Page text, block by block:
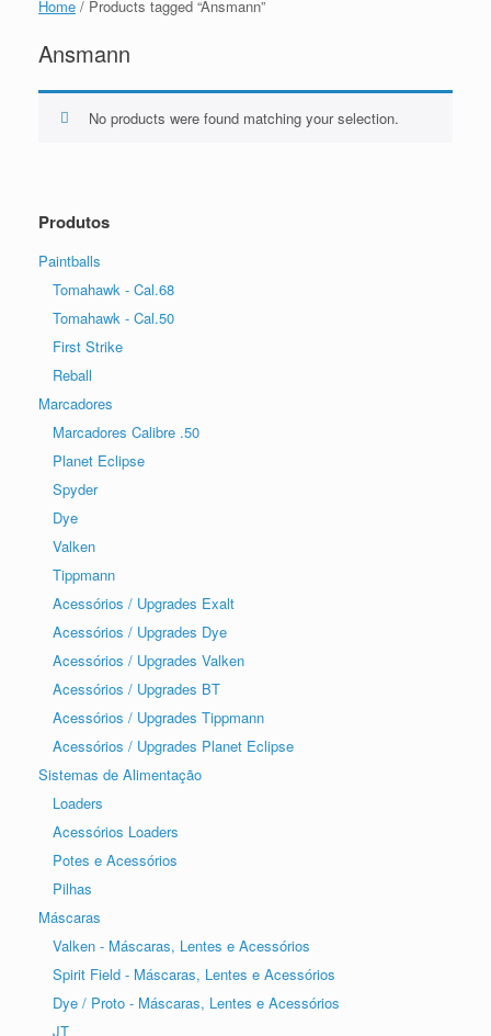
Home / Products tagged “Ansmann”
Ansmann
No products were found matching your selection.
Produtos
Paintballs
Tomahawk - Cal.68
Tomahawk - Cal.50
First Strike
Reball
Marcadores
Marcadores Calibre .50
Planet Eclipse
Spyder
Dye
Valken
Tippmann
Acessórios / Upgrades Exalt
Acessórios / Upgrades Dye
Acessórios / Upgrades Valken
Acessórios / Upgrades BT
Acessórios / Upgrades Tippmann
Acessórios / Upgrades Planet Eclipse
Sistemas de Alimentação
Loaders
Acessórios Loaders
Potes e Acessórios
Pilhas
Máscaras
Valken - Máscaras, Lentes e Acessórios
Spirit Field - Máscaras, Lentes e Acessórios
Dye / Proto - Máscaras, Lentes e Acessórios
JT